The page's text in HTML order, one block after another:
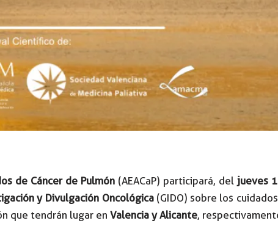
de Cáncer de Pulmón(AEACaP) participará, deljueves
y Divulgación Oncológica(GIDO) sobre los
que tendrán lugar en Valencia y Alicante,